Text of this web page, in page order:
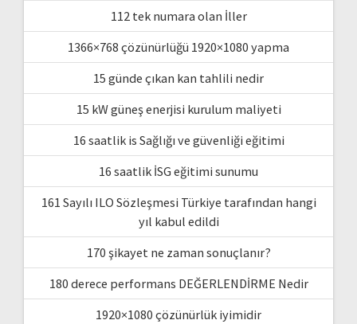
112 tek numara olan İller
1366×768 çözünürlüğü 1920×1080 yapma
15 günde çıkan kan tahlili nedir
15 kW güneş enerjisi kurulum maliyeti
16 saatlik is Sağlığı ve güvenliği eğitimi
16 saatlik İSG eğitimi sunumu
161 Sayılı ILO Sözleşmesi Türkiye tarafından hangi
yıl kabul edildi
170 şikayet ne zaman sonuçlanır?
180 derece performans DEĞERLENDİRME Nedir
1920×1080 çözünürlük iyimidir